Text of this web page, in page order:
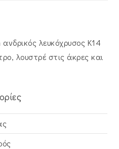
λευκόχρυσος Κ14
λουστρέ στις άκρες και